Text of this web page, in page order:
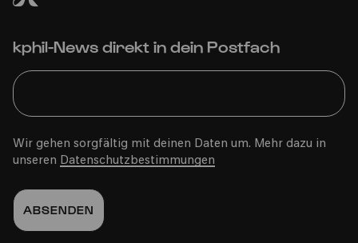
kphil-News direkt in dein Postfach
Wir gehen sorgfältig mit deinen Daten um. Mehr dazu in
unseren Datenschutzbestimmungen